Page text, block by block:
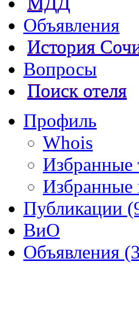
Объявления
История
Вопросы
Поиск отеля
Профиль
Whois
Избранные
Избранные
Публикации
ВиО
Объявления